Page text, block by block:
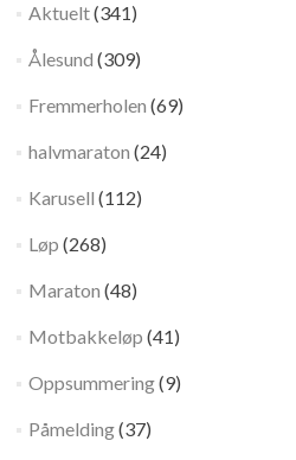
Aktuelt(341)
Ålesund (309)
Fremmerholen (69)
halvmaraton (24)
Karusell (112)
Løp (268)
Maraton (48)
Motbakkeløp (41)
Oppsummering(9)
Påmelding(37)